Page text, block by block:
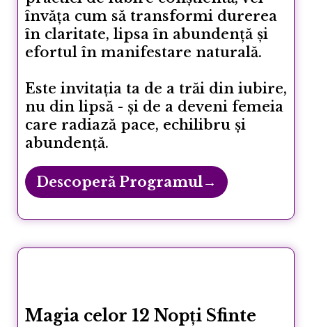
învăța cum să transformi durerea
în claritate, lipsa în abundență și
efortul în manifestare naturală.
Este invitația ta de a trăi din iubire,
nu din lipsă - și de a deveni femeia
care radiază pace, echilibru și
abundență.
Descoperă Programul→
Magia celor 12 Nopți Sfinte